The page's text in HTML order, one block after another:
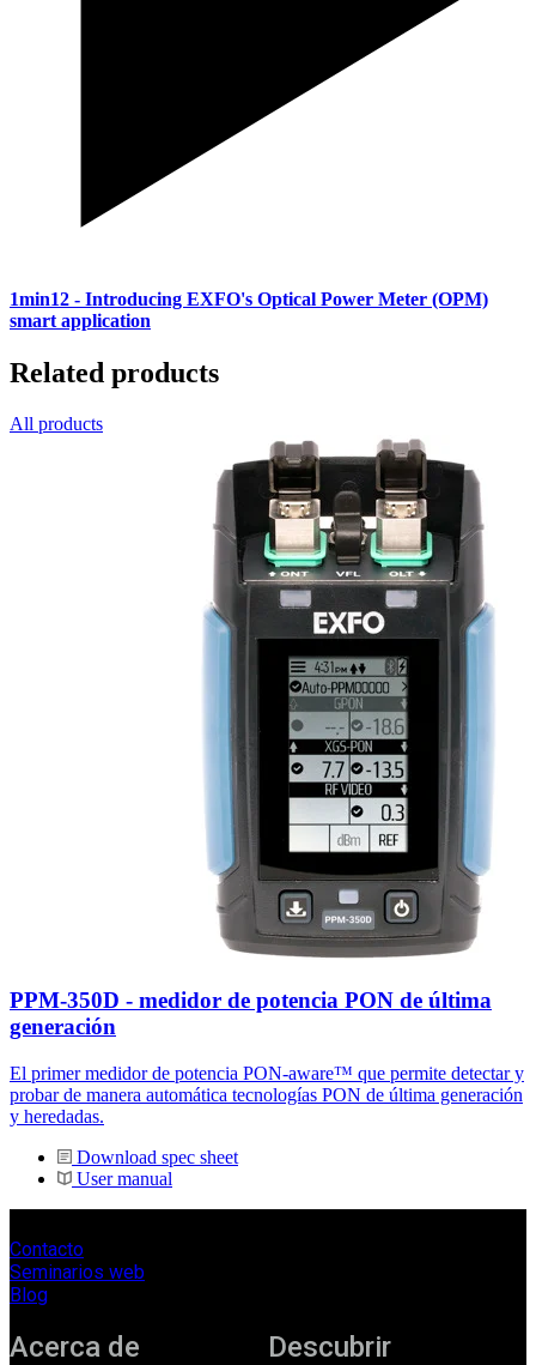
1min12 - Introducing EXFO's Optical Power Meter (OPM)
smart application
Related products
All products
PPM-350D - medidor de potencia PON de última
generación
El primer medidor de potencia PON-aware™ que permite detectar y
probar de manera automática tecnologías PON de última generación
y heredadas.
Download spec sheet
User manual
Contacto
Seminarios web
Blog
Acerca de Descubrir